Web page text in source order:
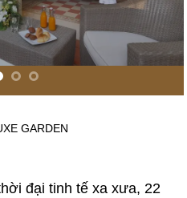
GARDEN
đại tinh tế xa xưa, 22